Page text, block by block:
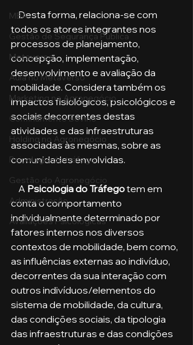
MBA
Gestão de Segurança Publica
Metaverso
Aula no Metaverso
Marketing no Agronegócio
Confinamento Bovino
Holding no Agronegócio
Psicologia de tráfego
Gestão do Agronegócio
Administração
Avaliações Psicológicas
    Desta forma, relaciona-se com
todos os atores integrantes nos
processos de planejamento,
concepção, implementação,
desenvolvimento e avaliação da
mobilidade. Considera também os
impactos fisiológicos, psicológicos e
sociais decorrentes destas
atividades e das infraestruturas
associadas às mesmas, sobre as
comunidades envolvidas.
    A
Psicologia do Tráfego tem em
conta o comportamento
individualmente determinado por
fatores internos nos diversos
contextos de mobilidade, bem como,
as influências externas ao indivíduo,
decorrentes da sua interação com
outros indivíduos/elementos do
sistema de mobilidade, da cultura,
das condições sociais, da tipologia
das infraestruturas e das condições